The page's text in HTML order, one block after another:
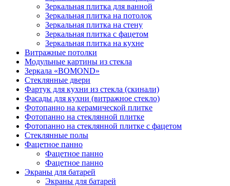
Зеркальная плитка для ванной
Зеркальная плитка на потолок
Зеркальная плитка на стену
Зеркальная плитка с фацетом
Зеркальная плитка на кухне
Витражные потолки
Модульные картины из стекла
Зеркала «BOMOND»
Стеклянные двери
Фартук для кухни из стекла (скинали)
Фасады для кухни (витражное стекло)
Фотопанно на керамической плитке
Фотопанно на стеклянной плитке
Фотопанно на стеклянной плитке с фацетом
Стеклянные полы
Фацетное панно
Фацетное панно
Фацетное панно
Экраны для батарей
Экраны для батарей